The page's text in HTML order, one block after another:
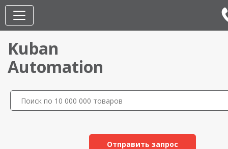
Kuban
Automation
Отправить запрос